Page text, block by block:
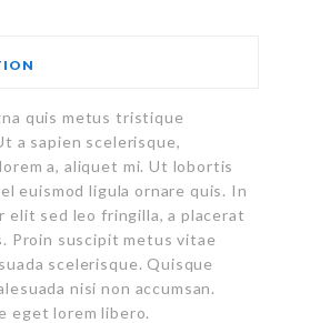
quis metus tristique
a sapien scelerisque,
a, aliquet mi. Ut lobortis
euismod ligula ornare quis. In
elit sed leo fringilla, a placerat
Proin suscipit metus vitae
scelerisque. Quisque
nisi non accumsan.
eget lorem libero.